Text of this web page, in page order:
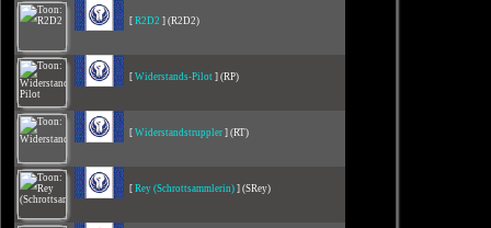
[ R2D2 ] (R2D2)
[ Widerstands-Pilot ] (RP)
[ Widerstandstruppler ] (RT)
[ Rey (Schrottsammlerin) ] (SRey)